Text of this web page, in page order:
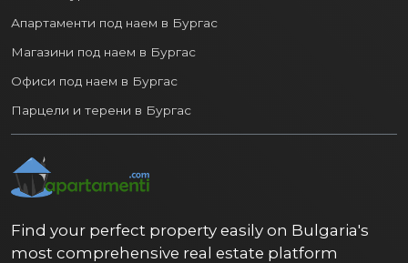
Апартаменти под наем в Бургас
Магазини под наем в Бургас
Офиси под наем в Бургас
Парцели и терени в Бургас
Find your perfect property easily on Bulgaria's
most comprehensive real estate platform